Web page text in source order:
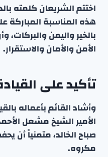
اختتم الشريعان كلمته
هذه المناسبة المباركة
بالخير واليمن
الأمن والأمان والاستقرار.
تأكيد على
وأشاد القائم بأعماله
الأمير الشيخ مشعل
صباح الخالد، متمنياً أن
مكروه.